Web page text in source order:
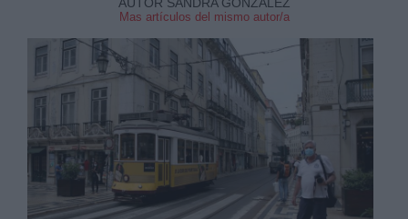
Mas artículos del mismo autor/a